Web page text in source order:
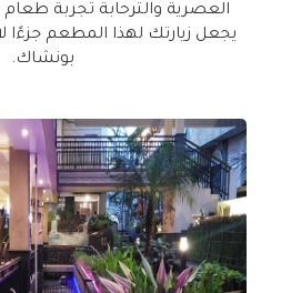
العصرية والترحابة تجربة
يجعل زيارتك لهذا المطعم
بونشاك.